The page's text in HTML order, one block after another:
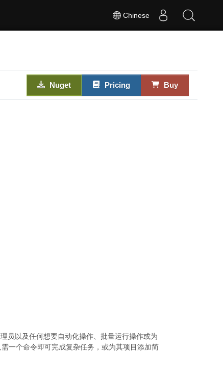
Chinese
Nuget Pricing Buy
员以及任何想要自动化操作、批量运行操作或为
一个命令即可完成复杂任务，或为其项目添加简